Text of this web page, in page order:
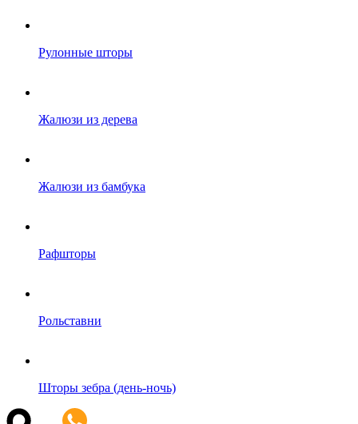
Рулонные шторы
Жалюзи из дерева
Жалюзи из бамбука
Рафшторы
Рольставни
Шторы зебра (день-ночь)